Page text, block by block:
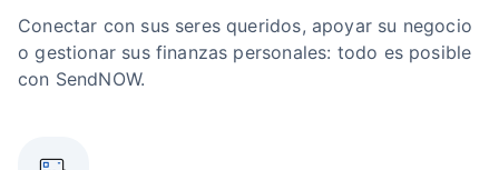
Conectar con sus seres queridos, apoyar su negocio
o gestionar sus finanzas personales: todo es posible
con SendNOW.